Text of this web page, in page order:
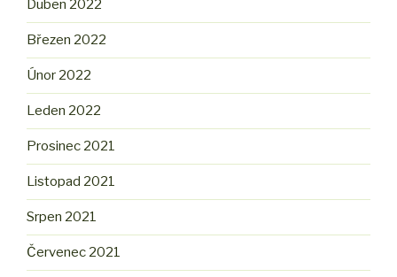
Duben 2022
Březen 2022
Únor 2022
Leden 2022
Prosinec 2021
Listopad 2021
Srpen 2021
Červenec 2021